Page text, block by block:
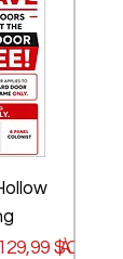
129,99 $CAÀ partir
Prix
Prix